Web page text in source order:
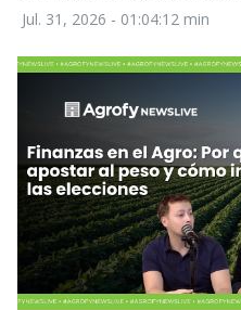
Jul. 31, 2026 - 01:04:12 min